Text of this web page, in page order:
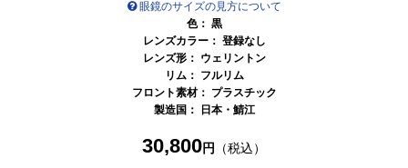
眼鏡のサイズの見方について
色： 黒
レンズカラー： 登録なし
レンズ形： ウェリントン
リム： フルリム
フロント素材： プラスチック
製造国：
日本・鯖江
30,800円 （税込）